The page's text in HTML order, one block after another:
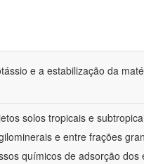
e a estabilização da
solos tropicais e
e entre frações
químicos de adsorção dos